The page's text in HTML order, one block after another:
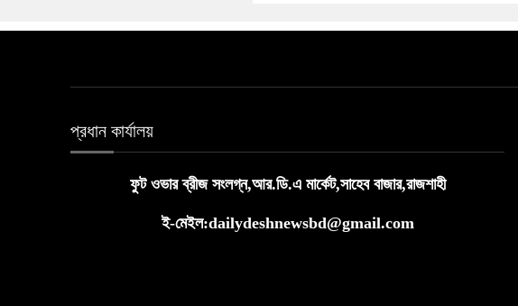
প্রধান কার্যালয়
ফুট ওভার ব্রীজ সংলগ্ন,আর.ডি.এ মার্কেট,সাহেব বাজার,রাজশাহী
ই-মেইল:dailydeshnewsbd@gmail.com